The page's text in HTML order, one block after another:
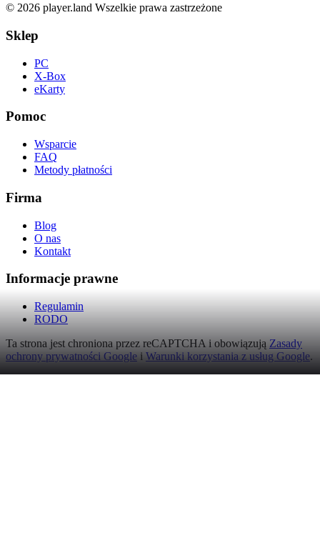
© 2026 player.land Wszelkie prawa zastrzeżone
Sklep
PC
X-Box
eKarty
Pomoc
Wsparcie
FAQ
Metody płatności
Firma
Blog
O nas
Kontakt
Informacje prawne
Regulamin
RODO
Ta strona jest chroniona przez reCAPTCHA i obowiązują Zasady
ochrony prywatności Google i Warunki korzystania z usług Google.